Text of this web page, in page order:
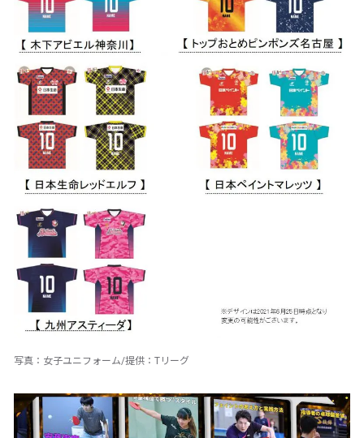
写真：女子ユニフォーム/提供：Tリーグ